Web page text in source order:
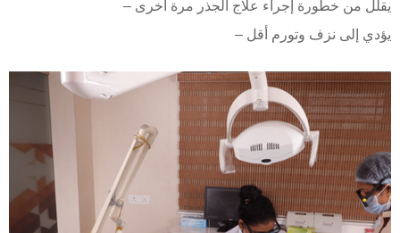
– يقلل من خطورة إجراء علاج الجذر مرة أخرى
– يؤدي إلى نزف وتورم أقل